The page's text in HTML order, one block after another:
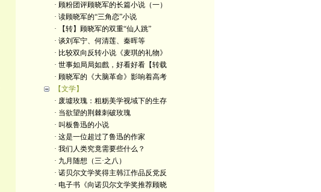
· 顾粉团评顾晓军的长篇小说（一）
· 读顾晓军的“三角恋”小说
· 【转】顾晓军的双重“仙人跳”
· 谈刘军宁、何清莲、秦晖等
· 比较双向反转小说《麦琪的礼物》
· 世事如局局如戲，好看好看【转载
· 顾晓军的《大脑革命》影响着高考
【文学】
· 废墟玫瑰：粗粝美学视域下的生存
· 当欲望的荆棘刺破玫瑰
· 叫板鲁迅的小说
· 这是一位超过了鲁迅的作家
· 我们人类究竟需要些什么？
· 九月随想（三·之八）
· 诺贝尔文学奖得主韩江作品反党反
· 电子书《向诺贝尔文学奖推荐顾晓